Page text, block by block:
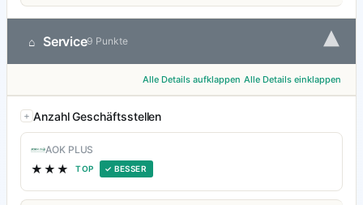
⌂ Service9 Punkte ▾
Alle Details aufklappen Alle Details einklappen
Anzahl Geschäftsstellen
AOK PLUS
★★★ TOP ✓ BESSER